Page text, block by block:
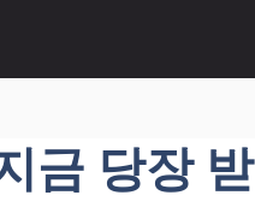
금 당장 받